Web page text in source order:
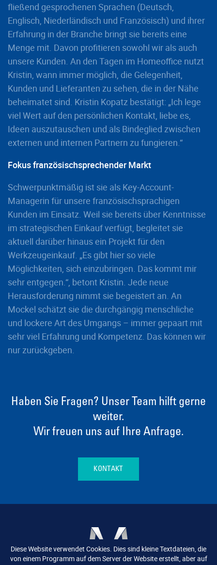
fließend gesprochenen Sprachen (Deutsch,
Englisch, Niederländisch und Französisch) und ihrer
Erfahrung in der Branche bringt sie bereits eine
Menge mit. Davon profitieren sowohl wir als auch
unsere Kunden. An den Tagen im Homeoffice nutzt
Kristin, wann immer möglich, die Gelegenheit,
Kunden und Lieferanten zu sehen, die in der Nähe
beheimatet sind. Kristin Kopatz bestätigt: „Ich lege
viel Wert auf den persönlichen Kontakt, liebe es,
Ideen auszutauschen und als Bindeglied zwischen
externen und internen Partnern zu fungieren.“
Fokus französischsprechender Markt
Schwerpunktmäßig ist sie als Key-Account-
Managerin für unsere französischsprachigen
Kunden im Einsatz. Weil sie bereits über Kenntnisse
im strategischen Einkauf verfügt, begleitet sie
aktuell darüber hinaus ein Projekt für den
Werkzeugeinkauf. „Es gibt hier so viele
Möglichkeiten, sich einzubringen. Das kommt mir
sehr entgegen.“, betont Kristin. Jede neue
Herausforderung nimmt sie begeistert an. An
Mockel schätzt sie die durchgängig menschliche
und lockere Art des Umgangs – immer gepaart mit
sehr viel Erfahrung und Kompetenz. Das können wir
nur zurückgeben.
Haben Sie Fragen? Unser Team hilft gerne
weiter.
Wir freuen uns auf Ihre Anfrage.
KONTAKT
Diese Website verwendet Cookies. Dies sind kleine Textdateien, die
von einem Programm auf dem Server der Website erstellt, aber auf